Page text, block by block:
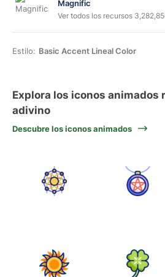
Magnific
Ver todos los recursos
Estilo: Basic Accent Lineal Color
Explora los iconos animados
adivino
Descubre los iconos animados